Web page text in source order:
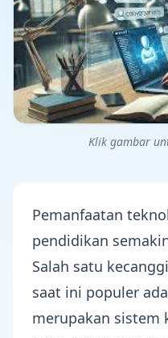
Klik gambar
Pemanfaatan
pendidikan
Salah satu
saat ini populer
merupakan sistem